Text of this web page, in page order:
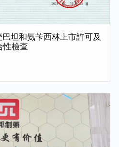
坦和氨苄西林上市許可及
性檢查